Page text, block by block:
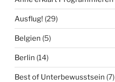
Ausflug! (29)
Belgien (5)
Berlin (14)
Best of Unterbewusstsein (7)